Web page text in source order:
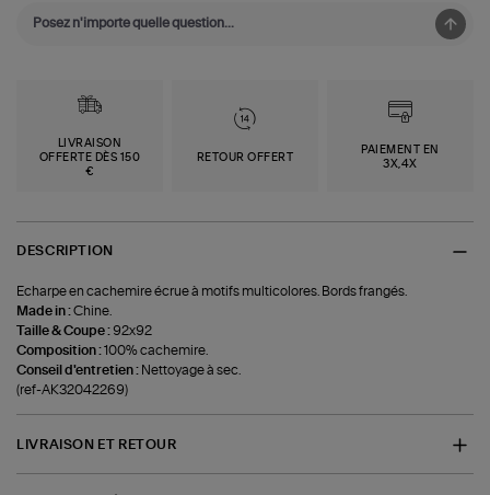
LIVRAISON
OFFERTE DÈS 150
€
RETOUR OFFERT
PAIEMENT EN
3X,4X
DESCRIPTION
Echarpe en cachemire écrue à motifs multicolores. Bords frangés.
Made in :Chine.
Taille & Coupe : 92x92
Composition :100% cachemire.
Conseil d'entretien : Nettoyage à sec.
(ref-AK32042269)
LIVRAISON ET RETOUR